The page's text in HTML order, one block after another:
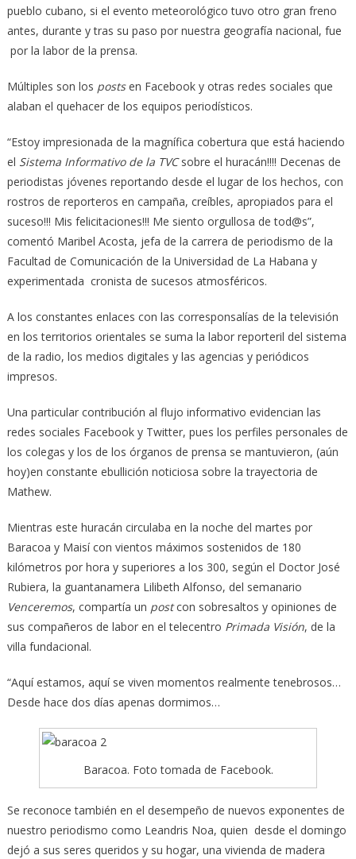
pueblo cubano, si el evento meteorológico tuvo otro gran freno
antes, durante y tras su paso por nuestra geografía nacional, fue
por la labor de la prensa.
Múltiples son los postsen Facebook y otras redes sociales que
alaban el quehacer de los equipos periodísticos.
“Estoy impresionada de la magnífica cobertura que está haciendo
el Sistema Informativo de la TVCsobre el huracán!!!! Decenas de
periodistas jóvenes reportando desde el lugar de los hechos, con
rostros de reporteros en campaña, creíbles, apropiados para el
suceso!!! Mis felicitaciones!!! Me siento orgullosa de tod@s”,
comentó Maribel Acosta, jefa de la carrera de periodismo de la
Facultad de Comunicación de la Universidad de La Habana y
experimentada cronista de sucesos atmosféricos.
A los constantes enlaces con las corresponsalías de la televisión
en los territorios orientales se suma la labor reporteril del sistema
de la radio, los medios digitales y las agencias y periódicos
impresos.
Una particular contribución al flujo informativo evidencian las
redes sociales Facebook y Twitter, pues los perfiles personales de
los colegas y los de los órganos de prensa se mantuvieron, (aún
hoy)en constante ebullición noticiosa sobre la trayectoria de
Mathew.
Mientras este huracán circulaba en la noche del martes por
Baracoa y Maisí con vientos máximos sostenidos de 180
kilómetros por hora y superiores a los 300, según el Doctor José
Rubiera, la guantanamera Lilibeth Alfonso, del semanario
Venceremos, compartía un postcon sobresaltos y opiniones de
sus compañeros de labor en el telecentro Primada Visión, de la
villa fundacional.
“Aquí estamos, aquí se viven momentos realmente tenebrosos…
Desde hace dos días apenas dormimos…
Baracoa. Foto tomada de Facebook.
Se reconoce también en el desempeño de nuevos exponentes de
nuestro periodismo como Leandris Noa, quien desde el domingo
dejó a sus seres queridos y su hogar, una vivienda de madera